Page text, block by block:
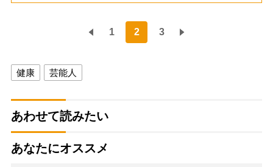
1 2 3
健康 芸能人
あわせて読みたい
あなたにオススメ